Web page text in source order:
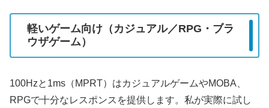
軽いゲーム向け（カジュアル／RPG・ブラ
ウザゲーム）
100Hzと1ms（MPRT）はカジュアルゲームやMOBA、
RPGで十分なレスポンスを提供します。私が実際に試し